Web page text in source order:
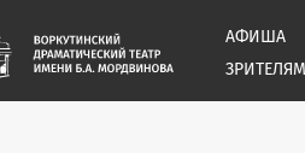
АФИША
ЗРИТЕЛЯМ